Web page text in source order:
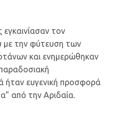
τον
με την φύτευση των
και ενημερώθηκαν
ήταν ευγενική προσφορά
από την Αριδαία.